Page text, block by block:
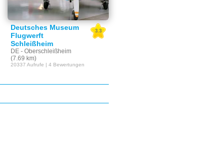
Deutsches Museum
Flugwerft
Schleißheim
DE - Oberschleißheim
(7.69 km)
3.3
20337 Aufrufe | 4 Bewertungen